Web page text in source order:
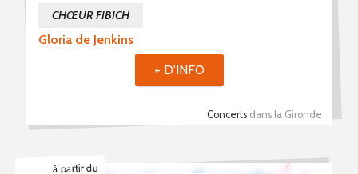
Gloria de Jenkins
CHŒUR FIBICH
Concerts dans la Gironde
+ D'INFO
à partir du